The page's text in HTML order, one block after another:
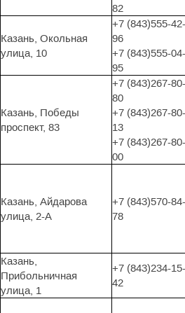
82
Казань, Окольная
улица, 10
+7 (843)555-42-
96
+7 (843)555-04-
95
Казань, Победы
проспект, 83
+7 (843)267-80-
80
+7 (843)267-80-
13
+7 (843)267-80-
00
Казань, Айдарова
улица, 2-А
+7 (843)570-84-
78
Казань,
Прибольничная
улица, 1
+7 (843)234-15-
42